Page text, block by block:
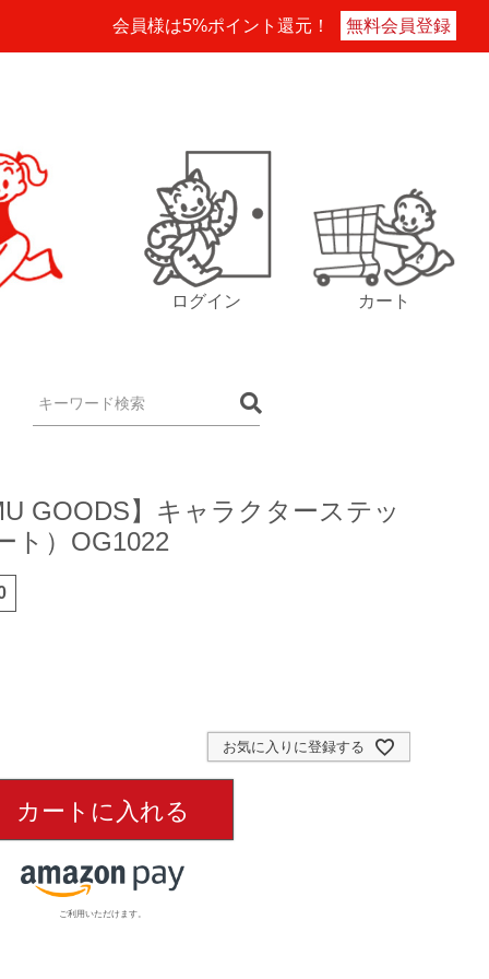
会員様は5%ポイント還元！ 無料会員登録
ログイン カート
GOODS】キャラクターステッ
ト）OG1022
お気に入りに登録する
カートに入れる
ご利用いただけます。